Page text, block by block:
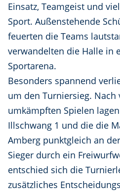
Einsatz, Teamgeist und
Sport. Außenstehende
feuerten die Teams
verwandelten die Halle in
Sportarena.
Besonders spannend
um den Turniersieg. Nach
umkämpften Spielen
Illschwang 1 und die die
Amberg punktgleich an
Sieger durch ein
entschied sich die
zusätzliches